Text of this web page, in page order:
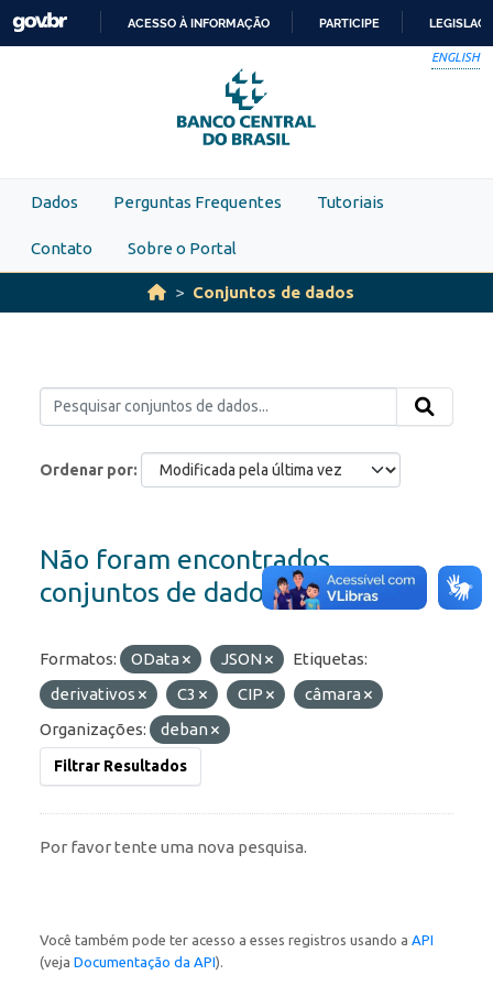
Skip to main content
PARA
O
CONTEÚDO
ACESSO À INFORMAÇÃO PARTICIPE
ENGLISH
Dados Perguntas Frequentes Tutoriais
Contato Sobre o Portal
Conjuntos de dados
Ordenar por
Não foram encontrados
conjuntos de dados
Formatos: OData JSON
Etiquetas:
derivativos
C3 CIP
câmara
Organizações:
deban
Filtrar Resultados
Por favor tente uma nova pesquisa.
Você também pode ter acesso a esses registros usando a API
(veja Documentação da API).